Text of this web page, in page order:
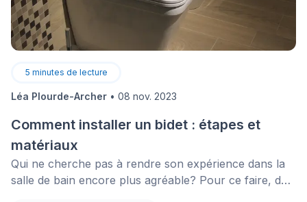
5 minutes de lecture
Léa Plourde-Archer • 08 nov. 2023
Comment installer un bidet : étapes et
matériaux
Qui ne cherche pas à rendre son expérience dans la
salle de bain encore plus agréable? Pour ce faire, de